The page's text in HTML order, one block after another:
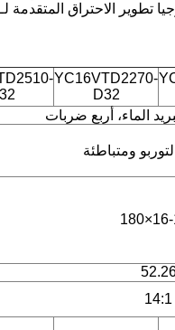
تطوير الاحتراق المتقدمة
YC16VTD2270-
D32
ومتباطئة
16-
14:1